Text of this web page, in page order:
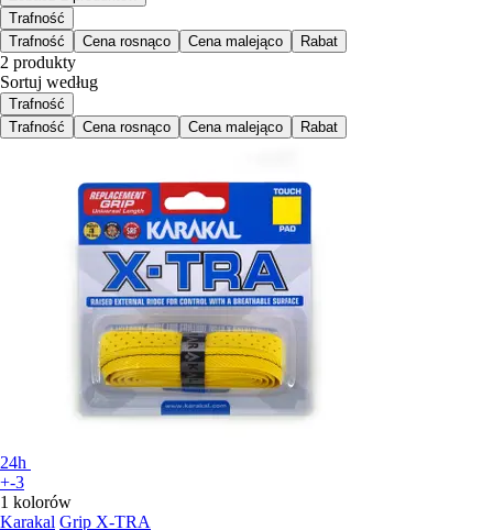
Trafność
Trafność
Cena rosnąco Cena malejąco Rabat
2 produkty
Sortuj według
Trafność
Trafność
Cena rosnąco Cena malejąco Rabat
24h
+-3
1 kolorów
Karakal Grip X-TRA